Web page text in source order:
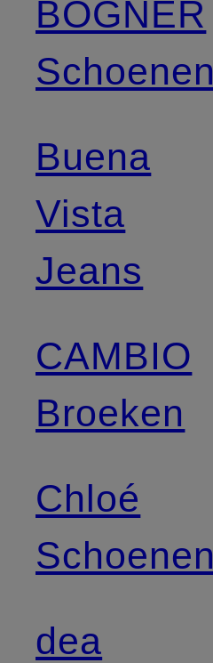
BOGNER
Schoenen
Buena
Vista
Jeans
CAMBIO
Broeken
Chloé
Schoenen
dea